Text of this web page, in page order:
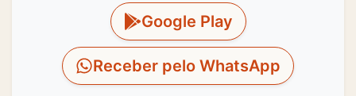
Google Play
Receber pelo WhatsApp